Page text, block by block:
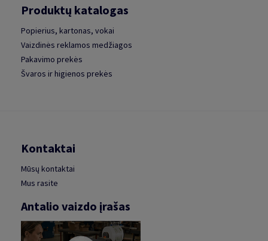
Produktų katalogas
Popierius, kartonas, vokai
Vaizdinės reklamos medžiagos
Pakavimo prekės
Švaros ir higienos prekės
Kontaktai
Mūsų kontaktai
Mus rasite
Antalio vaizdo įrašas